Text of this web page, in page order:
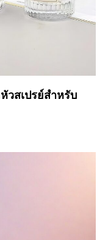
วสเปรย์สำหรับ